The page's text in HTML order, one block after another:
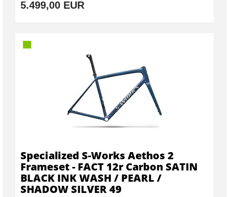
5.499,00 EUR
Specialized S-Works Aethos 2
Frameset - FACT 12r Carbon SATIN
BLACK INK WASH / PEARL /
SHADOW SILVER 49